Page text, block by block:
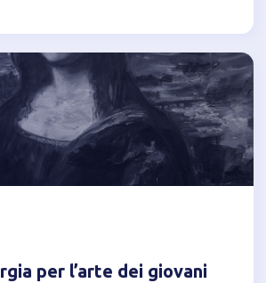
per l’arte dei giovani